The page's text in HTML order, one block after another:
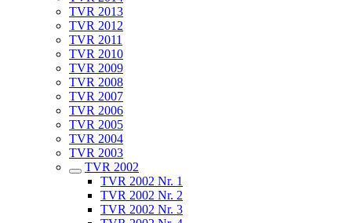
TVR 2013
TVR 2012
TVR 2011
TVR 2010
TVR 2009
TVR 2008
TVR 2007
TVR 2006
TVR 2005
TVR 2004
TVR 2003
TVR 2002
TVR 2002 Nr. 1
TVR 2002 Nr. 2
TVR 2002 Nr. 3